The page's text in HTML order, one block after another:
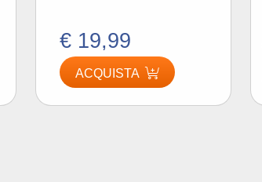
€ 19,99
ACQUISTA